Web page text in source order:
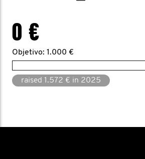
0 €
Objetivo: 1.000 €
raised 1.572 € in 2025